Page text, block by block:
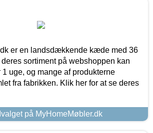
er en landsdækkende kæde med 36
deres sortiment på webshoppen kan
1 uge, og mange af produkterne
fra fabrikken. Klik her for at se deres
på MyHomeMøbler.dk